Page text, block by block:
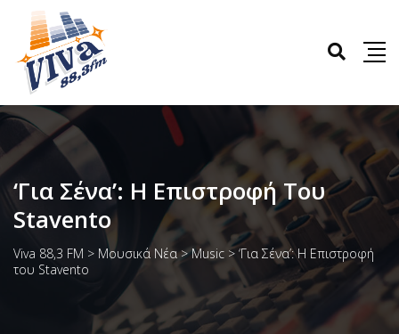
‘Για Σένα’: Η Επιστροφή Του
Stavento
Viva 88,3 FM > Μουσικά Νέα>Music >‘Για Σένα’: Η Επιστροφή
του Stavento